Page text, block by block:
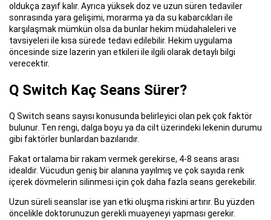
oldukça zayıf kalır. Ayrıca yüksek doz ve uzun süren tedaviler
sonrasında yara gelişimi, morarma ya da su kabarcıkları ile
karşılaşmak mümkün olsa da bunlar hekim müdahaleleri ve
tavsiyeleri ile kısa sürede tedavi edilebilir. Hekim uygulama
öncesinde size lazerin yan etkileri ile ilgili olarak detaylı bilgi
verecektir.
Q Switch Kaç Seans Sürer?
Q Switch seans sayısı konusunda belirleyici olan pek çok faktör
bulunur. Ten rengi, dalga boyu ya da cilt üzerindeki lekenin durumu
gibi faktörler bunlardan bazılarıdır.
Fakat ortalama bir rakam vermek gerekirse, 4-8 seans arası
idealdir. Vücudun geniş bir alanına yayılmış ve çok sayıda renk
içerek dövmelerin silinmesi için çok daha fazla seans gerekebilir.
Uzun süreli seanslar ise yan etki oluşma riskini artırır. Bu yüzden
öncelikle doktorunuzun gerekli muayeneyi yapması gerekir.